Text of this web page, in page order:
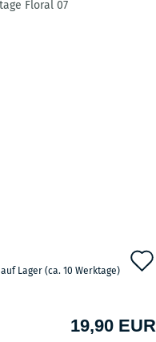
auf Lager (ca. 10 Werktage)
19,90 EUR